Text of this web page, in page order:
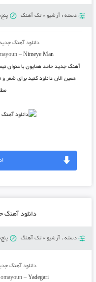
دسته : آرشیو » تک آهنگ پنج‌شنبه
دانلود آهنگ
–Nimeye Man
آهنگ جدید حامد همایونبا عنوان
همین الان دانلود کنید برای شعر
دانلود آهنگ
دسته : آرشیو » تک آهنگ پنج‌شنبه
دانلود آهنگ
– Yadegari